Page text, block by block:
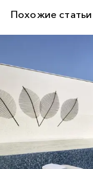
Похожие статьи